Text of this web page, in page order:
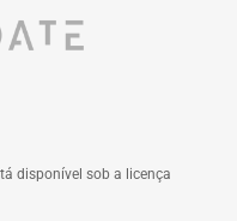
disponível sob a licença